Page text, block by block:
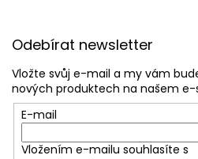
Odebírat newsletter
Vložte svůj e-mail a my vám
nových produktech na našem e-
E-mail
Vložením e-mailu souhlasíte s